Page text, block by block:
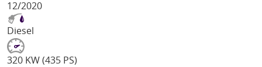
12/2020
Diesel
320 KW (435 PS)